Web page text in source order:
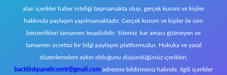
alan içerikler haber niteliği taşımamakta olup, gerçek kurum ve kişiler
hakkında paylaşım yapılmamaktadır. Gerçek kurum ve kişiler ile isim
benzerlikleri tamamen tesadüfidir. Sitemiz, kar amacı gütmeyen ve
tamamen ücretsiz bir bilgi paylaşım platformudur. Hukuka ve yasal
düzenlemelere aykırı olduğunu düşündüğünüz içerikleri,
backlinkpanelicomtr@gmail.com adresine bildirmeniz halinde, ilgili içerikler